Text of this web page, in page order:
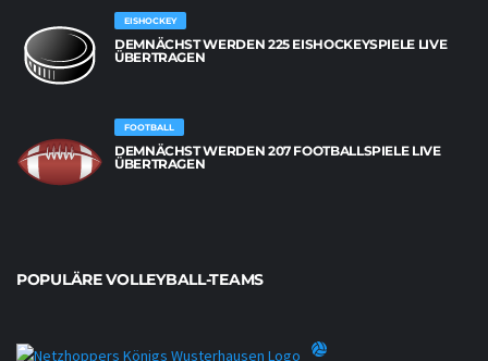
EISHOCKEY
DEMNÄCHST WERDEN 225 EISHOCKEYSPIELE LIVE
ÜBERTRAGEN
FOOTBALL
DEMNÄCHST WERDEN 207 FOOTBALLSPIELE LIVE
ÜBERTRAGEN
POPULÄRE VOLLEYBALL-TEAMS